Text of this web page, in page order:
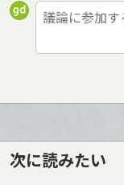
次に読みたい